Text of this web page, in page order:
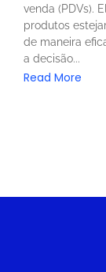
venda (PDVs).
produtos
de maneira
a decisão...
Read More